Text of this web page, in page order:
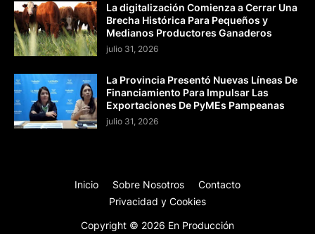
La digitalización Comienza a Cerrar Una
Brecha Histórica Para Pequeños y
Medianos Productores Ganaderos
julio 31, 2026
La Provincia Presentó Nuevas Líneas De
Financiamiento Para Impulsar Las
Exportaciones De PyMEs Pampeanas
julio 31, 2026
Copyright © 2026 En Producción
Inicio Sobre Nosotros
Contacto
Privacidad y Cookies